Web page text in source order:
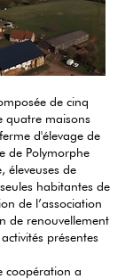
de cinq
quatre maisons
d'élevage de
de Polymorphe
éleveuses de
habitantes de
de l’association
de renouvellement
présentes
coopération a